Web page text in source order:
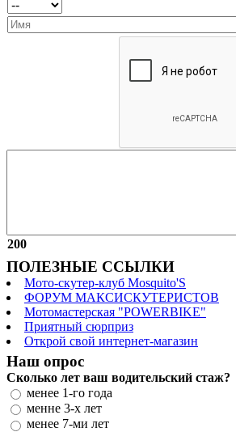
200
ПОЛЕЗНЫЕ ССЫЛКИ
Мото-скутер-клуб Mosquito'S
ФОРУМ МАКСИСКУТЕРИСТОВ
Мотомастерская "POWERBIKE"
Приятный сюрприз
Открой свой интернет-магазин
Наш опрос
Сколько лет ваш водительский стаж?
менее 1-го года
менне 3-х лет
менее 7-ми лет